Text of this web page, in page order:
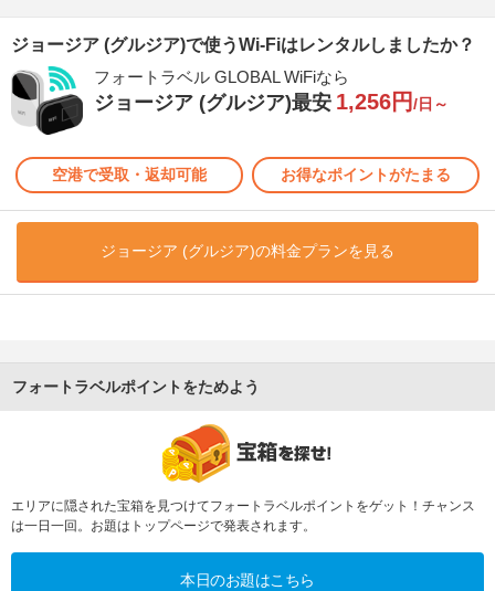
ジョージア (グルジア)で使うWi-Fiはレンタルしましたか？
フォートラベル GLOBAL WiFiなら
ジョージア (グルジア)最安 1,256円/日～
空港で受取・返却可能 お得なポイントがたまる
ジョージア (グルジア)の料金プランを見る
フォートラベルポイントをためよう
エリアに隠された宝箱を見つけてフォートラベルポイントをゲット！チャンス
は一日一回。お題はトップページで発表されます。
本日のお題はこちら